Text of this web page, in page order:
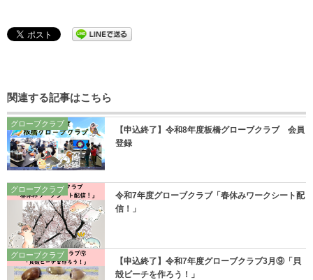
関連する記事はこちら
グローブクラブ
【申込終了】令和8年度板橋グローブクラブ 会員
登録
グローブクラブ
令和7年度グローブクラブ「春休みワークシート配
信！」
グローブクラブ
【申込終了】令和7年度グローブクラブ3月⑨「貝
殻ビーチを作ろう！」